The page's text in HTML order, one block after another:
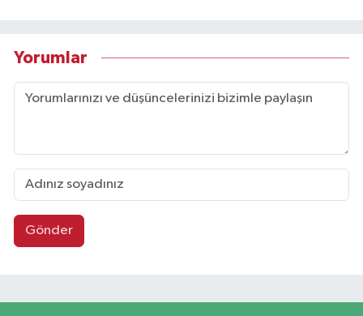
Yorumlar
Gönder